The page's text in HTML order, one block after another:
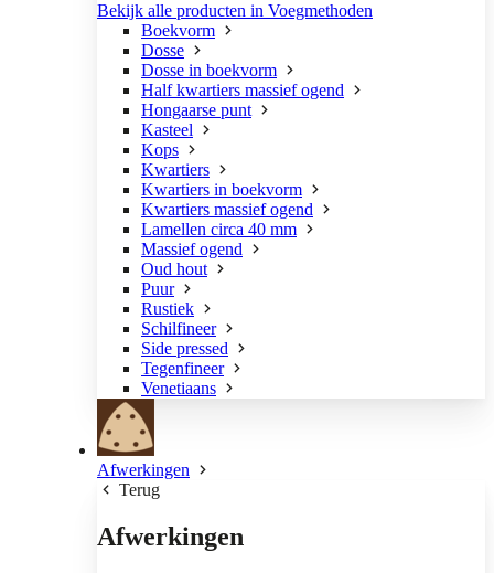
Bekijk alle producten in Voegmethoden
Boekvorm
Dosse
Dosse in boekvorm
Half kwartiers massief ogend
Hongaarse punt
Kasteel
Kops
Kwartiers
Kwartiers in boekvorm
Kwartiers massief ogend
Lamellen circa 40 mm
Massief ogend
Oud hout
Puur
Rustiek
Schilfineer
Side pressed
Tegenfineer
Venetiaans
Afwerkingen
Terug
Afwerkingen